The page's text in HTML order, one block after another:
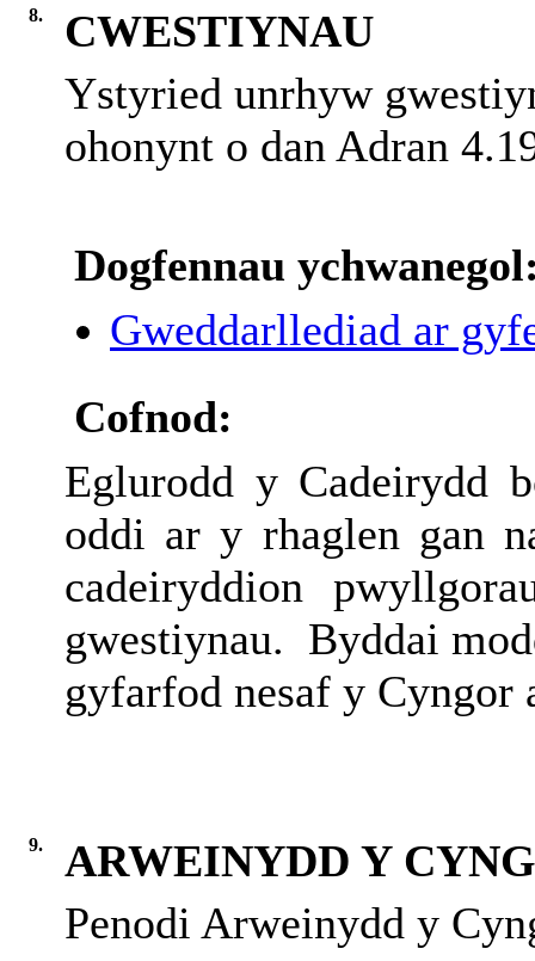
8.
CWESTIYNAU
Ystyried unrhyw
ohonynt o dan Adran
Dogfennau
Gweddarllediad ar
Cofnod:
Eglurodd y Cadeirydd
oddi ar y rhaglen gan
cadeiryddion
gwestiynau. Byddai
gyfarfod nesaf y Cyngor
9.
ARWEINYDD Y
Penodi Arweinydd y